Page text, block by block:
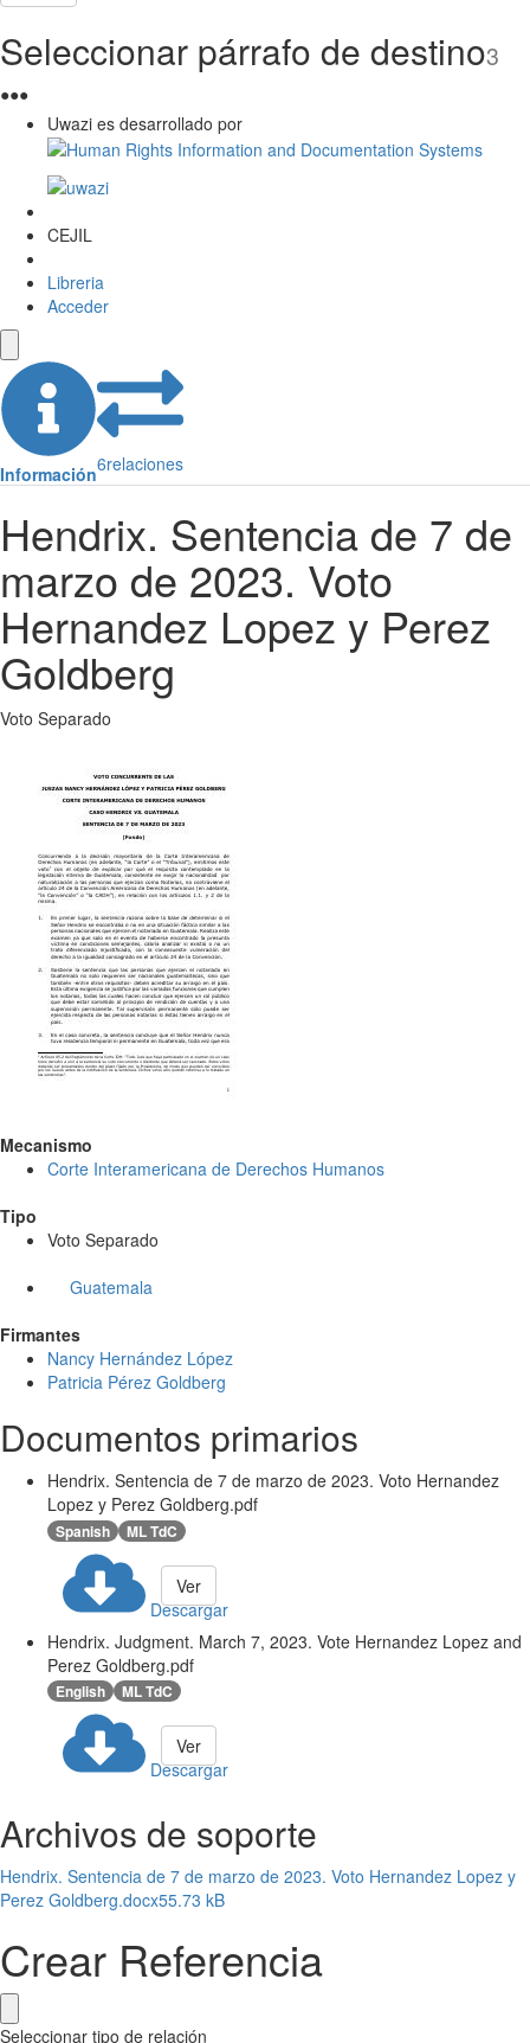
Seleccionar párrafo de destino3
●●●
Uwazi es desarrollado por
CEJIL
Libreria
Acceder
Información6relaciones
Hendrix. Sentencia de 7 de
marzo de 2023. Voto
Hernandez Lopez y Perez
Goldberg
Voto Separado
Mecanismo
Corte Interamericana de Derechos Humanos
Tipo
Voto Separado
Guatemala
Firmantes
Nancy Hernández López
Patricia Pérez Goldberg
Documentos primarios
Hendrix. Sentencia de 7 de marzo de 2023. Voto Hernandez
Lopez y Perez Goldberg.pdf
Spanish ML TdC
Descargar
Ver
Hendrix. Judgment. March 7, 2023. Vote Hernandez Lopez and
Perez Goldberg.pdf
English ML TdC
Descargar
Ver
Archivos de soporte
Hendrix. Sentencia de 7 de marzo de 2023. Voto Hernandez Lopez y
Perez Goldberg.docx55.73 kB
Crear Referencia
Seleccionar tipo de relación